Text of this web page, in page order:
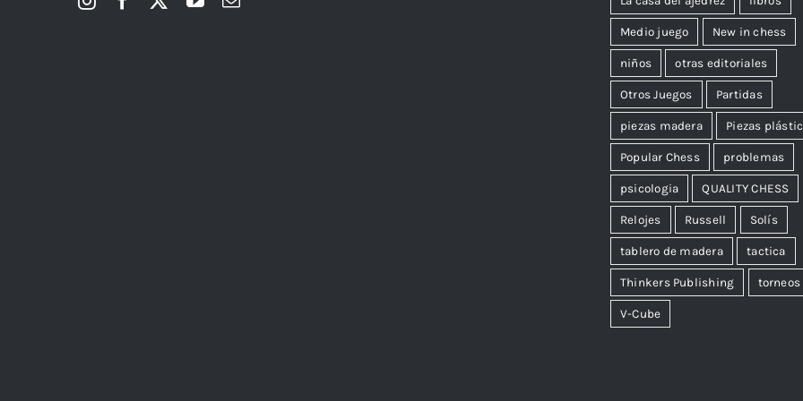
Medio juego New in chess
niños otras editoriales
Otros Juegos Partidas
piezas madera Piezas
Popular Chess problemas
psicologia QUALITY CHESS
Relojes Russell Solís
tablero de madera tactica
Thinkers Publishing torneos
V-Cube